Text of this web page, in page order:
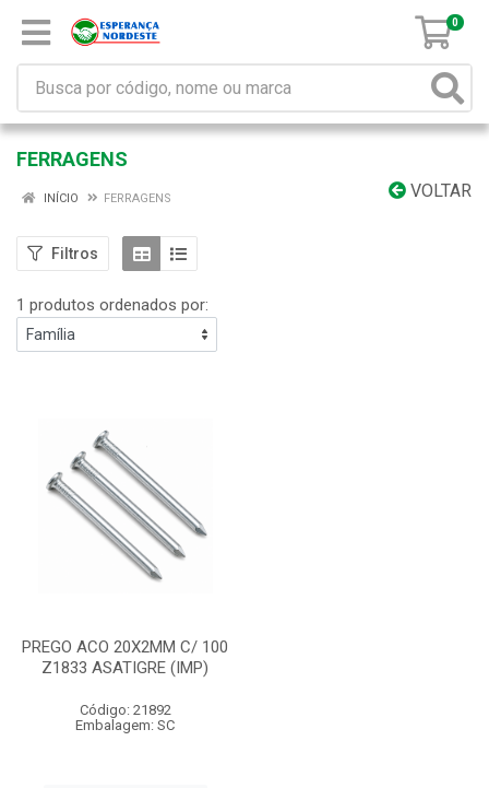
0
FERRAGENS
VOLTAR
INÍCIO FERRAGENS
Filtros
1 produtos ordenados por:
PREGO ACO 20X2MM C/ 100
Z1833 ASATIGRE (IMP)
Código: 21892
Embalagem: SC